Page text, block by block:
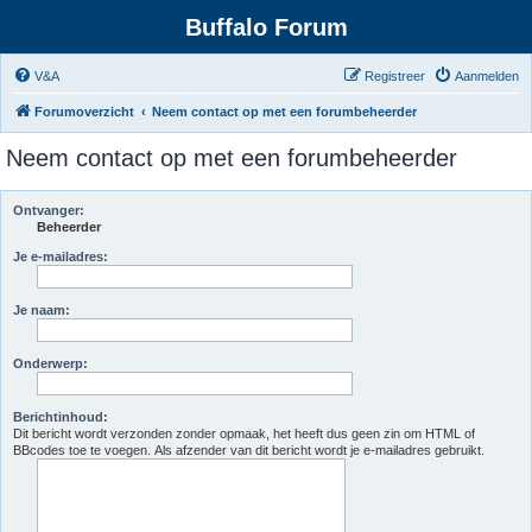
Buffalo Forum
V&A Aanmelden
Registreer
Forumoverzicht Neem contact op met een forumbeheerder
Neem contact op met een forumbeheerder
Ontvanger:
Beheerder
Je e-mailadres:
Je naam:
Onderwerp:
Berichtinhoud:
Dit bericht wordt verzonden zonder opmaak, het heeft dus geen zin om HTML of
BBcodes toe te voegen. Als afzender van dit bericht wordt je e-mailadres gebruikt.